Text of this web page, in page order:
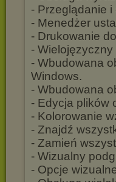
- Przeglądanie
- Menedżer
- Drukowanie
-
- Wbudowana
Windows.
- Wbudowana
- Edycja plików
- Kolorowanie
- Znajdź
- Zamień
- Wizualny
- Opcje